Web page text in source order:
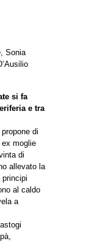
Sonia
si fa
e tra
di
moglie
di
allevato la
al caldo
a